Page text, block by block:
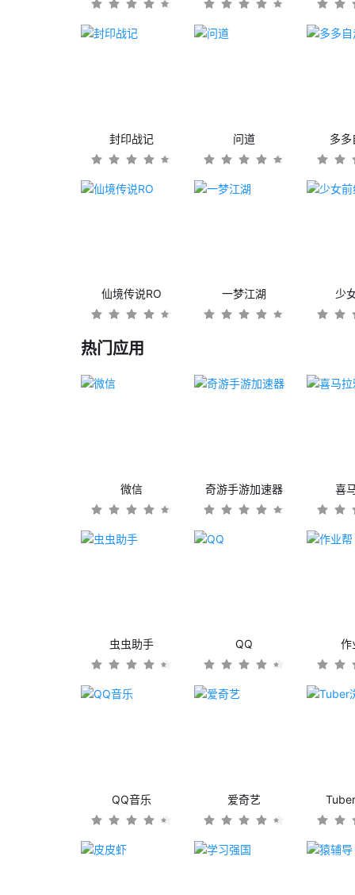
封印战记 问道 多多
仙境传说RO 一梦江湖 少
热门应用
微信 奇游手游加速器 喜
虫虫助手 QQ 作
QQ音乐 爱奇艺